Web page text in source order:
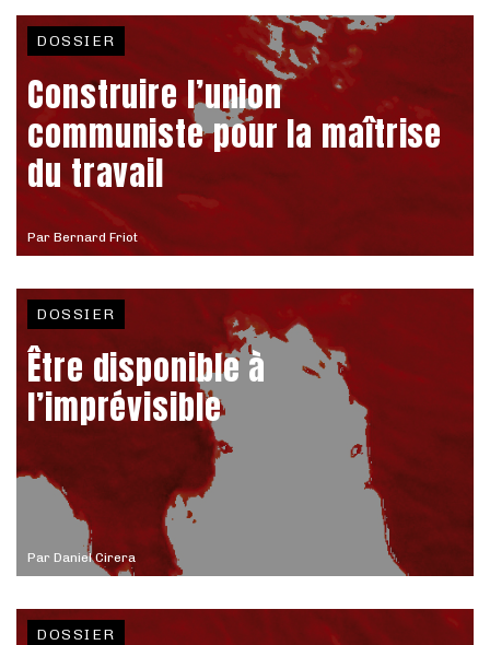
Par Bernard Friot
DOSSIER
Construire l’union
communiste pour la maîtrise
du travail
Par Daniel Cirera
DOSSIER
Être disponible à
l’imprévisible
DOSSIER